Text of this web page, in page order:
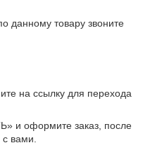
данному товару звоните
на ссылку для перехода
и оформите заказ, после
вами.